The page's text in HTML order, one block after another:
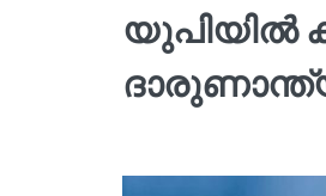
യുപിയില്‍